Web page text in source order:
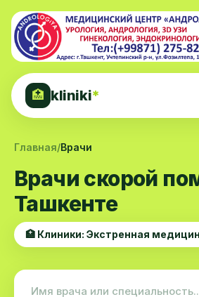
🏥 kliniki*
Главная/Врачи
Врачи скорой
Ташкенте
🏥 Клиники: Экстренная